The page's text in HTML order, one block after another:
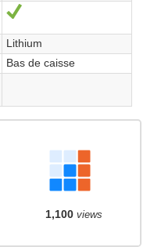
Sí
Lithium
Bas de caisse
1,100views